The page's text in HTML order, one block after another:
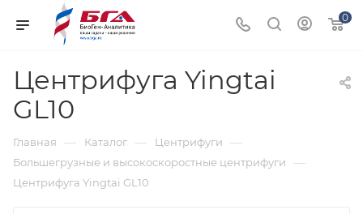
0
Центрифуга Yingtai
GL10
Главная — Каталог — Центрифуги —
Большегрузные и высокоскоростные центрифуги —
Центрифуга Yingtai GL10